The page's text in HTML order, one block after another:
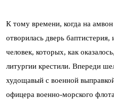
К тому времени, когда на
отворилась дверь
человек, которых, как
литургии крестили. Впереди
худощавый с военной
офицера военно-морского